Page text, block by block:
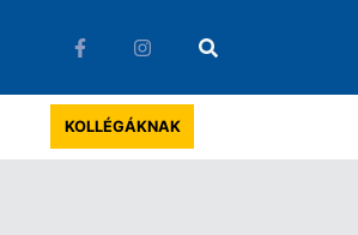
KOLLÉGÁKNAK